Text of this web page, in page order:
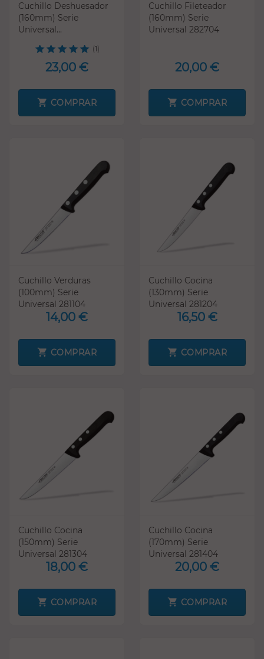
Cuchillo Deshuesador
(160mm) Serie
Universal...
(1)
23,00 €
COMPRAR
Cuchillo Fileteador
(160mm) Serie
Universal 282704
20,00 €
COMPRAR
Cuchillo Verduras
(100mm) Serie
Universal 281104
14,00 €
COMPRAR
Cuchillo Cocina
(130mm) Serie
Universal 281204
16,50 €
COMPRAR
Cuchillo Cocina
(150mm) Serie
Universal 281304
18,00 €
COMPRAR
Cuchillo Cocina
(170mm) Serie
Universal 281404
20,00 €
COMPRAR